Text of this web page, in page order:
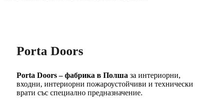
Porta Doors
Porta Doors – фабрика в Полша за интериорни,
входни, интериорни пожароустойчиви и технически
врати със специално предназначение.